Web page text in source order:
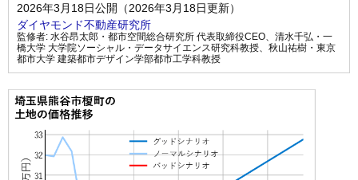
2026年3月18日公開（2026年3月18日更新）
ダイヤモンド不動産研究所
監修者: 水谷昂太郎・都市空間総合研究所 代表取締役CEO、 清水千弘・一
橋大学 大学院ソーシャル・データサイエンス研究科教授、 秋山祐樹・東京
都市大学 建築都市デザイン学部都市工学科教授